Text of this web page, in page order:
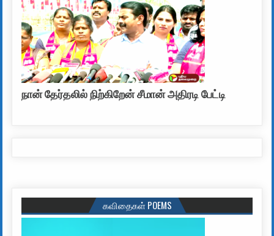
நான் தேர்தலில் நிற்கிறேன் சீமான் அதிரடி பேட்டி
கவிதைகள் POEMS